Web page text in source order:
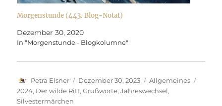
Morgenstunde (443. Blog-Notat)
Dezember 30, 2020
In "Morgenstunde - Blogkolumne"
Autor
Petra Elsner
Veröffentlicht
am
Dezember 30, 2023 Kategorien
Allgemeines
2024, Der wilde Ritt,Grußworte,Jahreswechsel,
Silvestermärchen